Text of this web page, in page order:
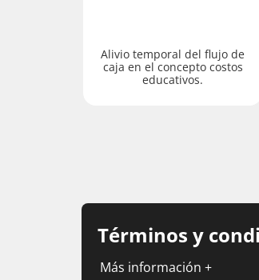
Alivio temporal del flujo de
caja en el concepto costos
educativos.
Términos y
Más información +